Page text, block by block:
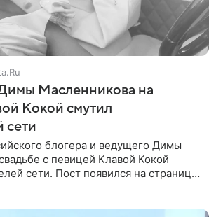
Масленникова на
Кокой смутил
сети
блогера и ведущего Димы
с певицей Клавой Кокой
сети. Пост появился на странице